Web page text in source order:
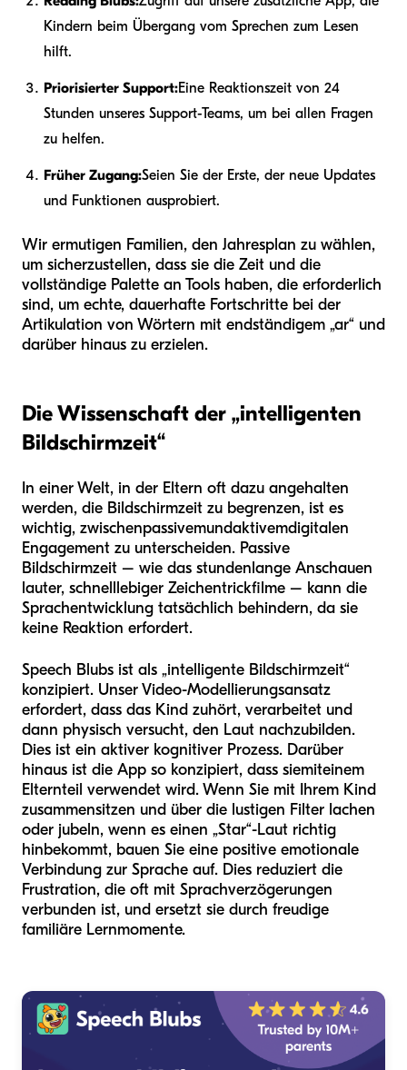
Kindern beim Übergang vom Sprechen zum Lesen
hilft.
Priorisierter Support:Eine Reaktionszeit von 24
Stunden unseres Support-Teams, um bei allen Fragen
zu helfen.
Früher Zugang:Seien Sie der Erste, der neue Updates
und Funktionen ausprobiert.
Wir ermutigen Familien, den Jahresplan zu wählen,
um sicherzustellen, dass sie die Zeit und die
vollständige Palette an Tools haben, die erforderlich
sind, um echte, dauerhafte Fortschritte bei der
Artikulation von Wörtern mit endständigem „ar“ und
darüber hinaus zu erzielen.
Die Wissenschaft der „intelligenten
Bildschirmzeit“
In einer Welt, in der Eltern oft dazu angehalten
werden, die Bildschirmzeit zu begrenzen, ist es
wichtig, zwischenpassivemundaktivemdigitalen
Engagement zu unterscheiden. Passive
Bildschirmzeit – wie das stundenlange Anschauen
lauter, schnelllebiger Zeichentrickfilme – kann die
Sprachentwicklung tatsächlich behindern, da sie
keine Reaktion erfordert.
Speech Blubs ist als „intelligente Bildschirmzeit“
konzipiert. Unser Video-Modellierungsansatz
erfordert, dass das Kind zuhört, verarbeitet und
dann physisch versucht, den Laut nachzubilden.
Dies ist ein aktiver kognitiver Prozess. Darüber
hinaus ist die App so konzipiert, dass siemiteinem
Elternteil verwendet wird. Wenn Sie mit Ihrem Kind
zusammensitzen und über die lustigen Filter lachen
oder jubeln, wenn es einen „Star“-Laut richtig
hinbekommt, bauen Sie eine positive emotionale
Verbindung zur Sprache auf. Dies reduziert die
Frustration, die oft mit Sprachverzögerungen
verbunden ist, und ersetzt sie durch freudige
familiäre Lernmomente.